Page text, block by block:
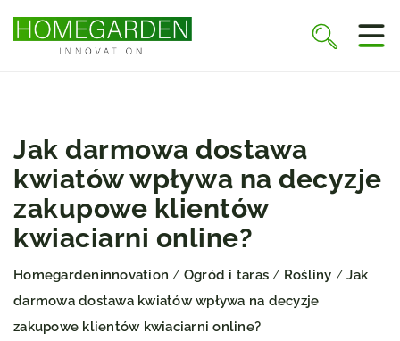
Jak darmowa dostawa
kwiatów wpływa na decyzje
zakupowe klientów
kwiaciarni online?
Homegardeninnovation / Ogród i taras / Rośliny /Jak
darmowa dostawa kwiatów wpływa na decyzje
zakupowe klientów kwiaciarni online?